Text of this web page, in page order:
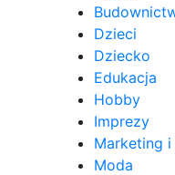
Dzieci
Dziecko
Edukacja
Hobby
Imprezy
Marketing i
Moda